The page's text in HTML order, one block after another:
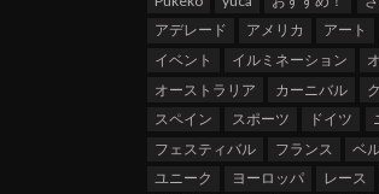
アデレード
アメリカ アート
イベント
イルミネーション
オーストラリア
カーニバル
スペイン
スポーツ ドイツ
フェスティバル
フランス ベ
ユニーク
ヨーロッパ レース